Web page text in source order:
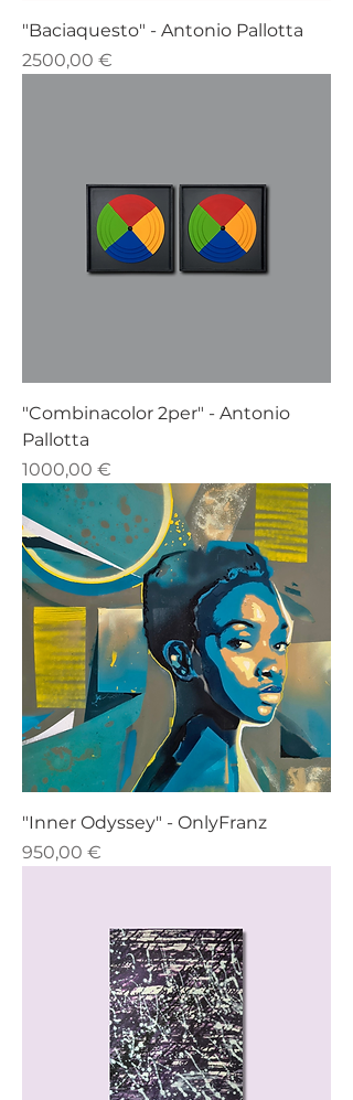
"Baciaquesto" - Antonio Pallotta
Prezzo
2500,00 €
"Combinacolor 2per" - Antonio
Pallotta
Prezzo
1000,00 €
"Inner Odyssey" - OnlyFranz
Prezzo
950,00 €